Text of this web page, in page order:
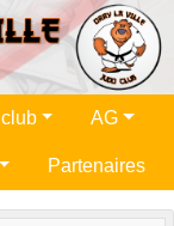
AG
Partenaires